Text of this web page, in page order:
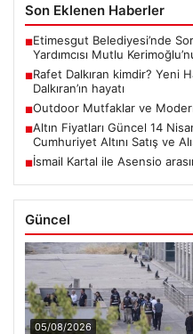
Son Eklenen Haberler
■Etimesgut Belediyesi’nde
Yardımcısı Mutlu
■Rafet Dalkıran kimdir? Yeni
Dalkıran’ın hayatı
■Outdoor Mutfaklar ve
■Altın Fiyatları Güncel 14
Cumhuriyet Altını Satış ve
■İsmail Kartal ile Asensio
Güncel
05/08/2026